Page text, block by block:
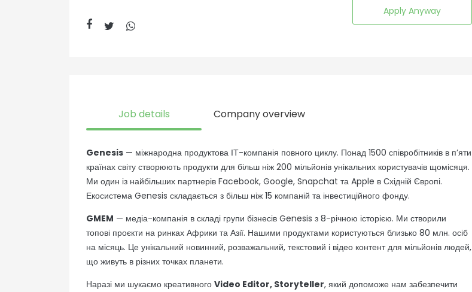
Apply Anyway
Job details Company overview
Genesis— міжнародна продуктова ІТ-компанія повного циклу. Понад 1500 співробітників в п’яти
країнах світу створюють продукти для більш ніж 200 мільйонів унікальних користувачів щомісяця.
Ми один із найбільших партнерів Facebook, Google, Snapchat та Apple в Східній Європі.
Екосистема Genesis складається з більш ніж 15 компаній та інвестиційного фонду.
GMEM — медіа-компанія в складі групи бізнесів Genesis з 8-річною історією. Ми створили
топові проєкти на ринках Африки та Азії. Нашими продуктами користуються близько 80 млн. осіб
на місяць. Це унікальний новинний, розважальний, текстовий і відео контент для мільйонів людей,
що живуть в різних точках планети.
Наразі ми шукаємо креативного Video Editor, Storyteller, який допоможе нам забезпечити